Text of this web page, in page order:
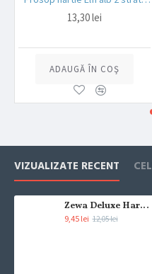
Produsele sunt livrate la
13,30 lei
ADAUGĂ ÎN COŞ
VIZUALIZATE RECENT
Zewa Deluxe Hartie igienica Delicate Care 3 straturi 4 role/set
9,45 lei 12,05 lei